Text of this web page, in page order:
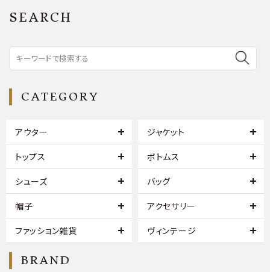
SEARCH
CATEGORY
アウター ジャケット
トップス ボトムス
シューズ バッグ
帽子 アクセサリー
ファッション雑貨 ヴィンテージ
BRAND